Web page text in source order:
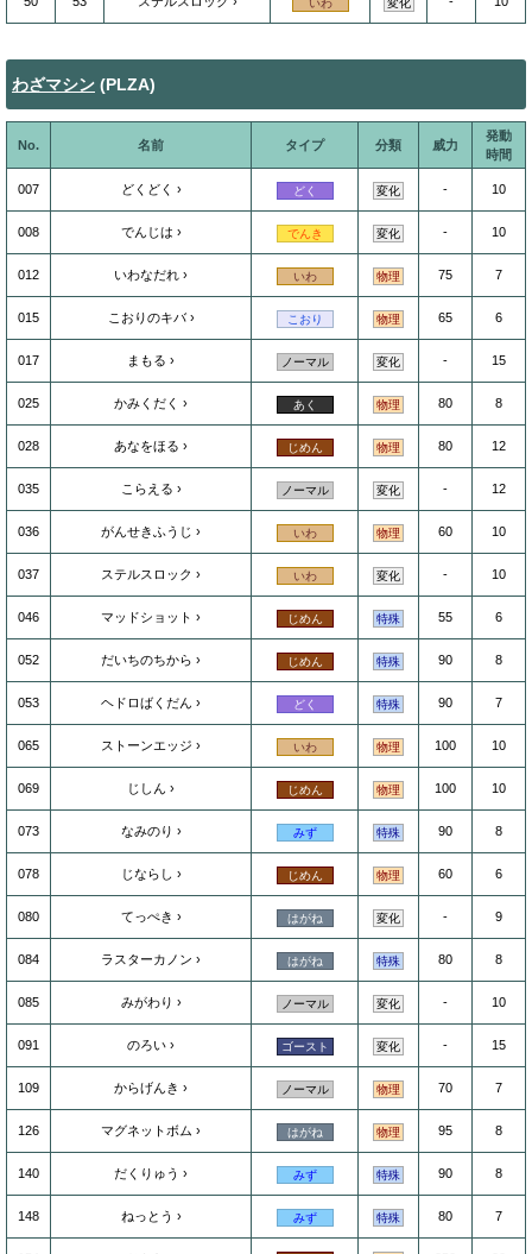
わざマシン (PLZA)
No. 名前 タイプ 分類 威力
発動
時間
007 どくどく どく 変化 - 10
008 でんじは でんき 変化 - 10
012 いわなだれ いわ 物理 75 7
015 こおりのキバ こおり 物理 65 6
017 まもる ノーマル 変化 - 15
025 かみくだく あく 物理 80 8
028 あなをほる じめん 物理 80 12
035 こらえる ノーマル 変化 - 12
036 がんせきふうじ いわ 物理 60 10
037 ステルスロック いわ 変化 - 10
046 マッドショット じめん 特殊 55 6
052 だいちのちから じめん 特殊 90 8
053 ヘドロばくだん どく 特殊 90 7
065 ストーンエッジ いわ 物理 100 10
069 じしん じめん 物理 100 10
073 なみのり みず 特殊 90 8
078 じならし じめん 物理 60 6
080 てっぺき はがね 変化 - 9
084 ラスターカノン はがね 特殊 80 8
085 みがわり ノーマル 変化 - 10
091 のろい ゴースト 変化 - 15
109 からげんき ノーマル 物理 70 7
126 マグネットボム はがね 物理 95 8
140 だくりゅう みず 特殊 90 8
148 ねっとう みず 特殊 80 7